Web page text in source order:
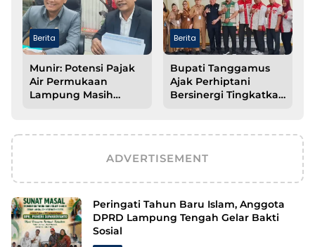
Berita
Munir: Potensi Pajak
Air Permukaan
Lampung Masih
Percepatan
Berita
Bupati Tanggamus
Ajak Perhiptani
Bersinergi Tingkatkan
ADVERTISEMENT
Peringati Tahun Baru Islam, Anggota
DPRD Lampung Tengah Gelar Bakti
Sosial